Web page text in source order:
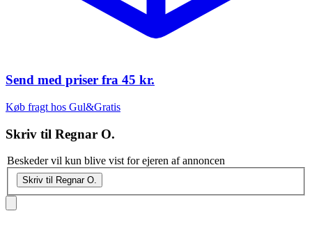
Send med priser fra 45 kr.
Køb fragt hos Gul&Gratis
Skriv til Regnar O.
Beskeder vil kun blive vist for ejeren af annoncen
Skriv til Regnar O.